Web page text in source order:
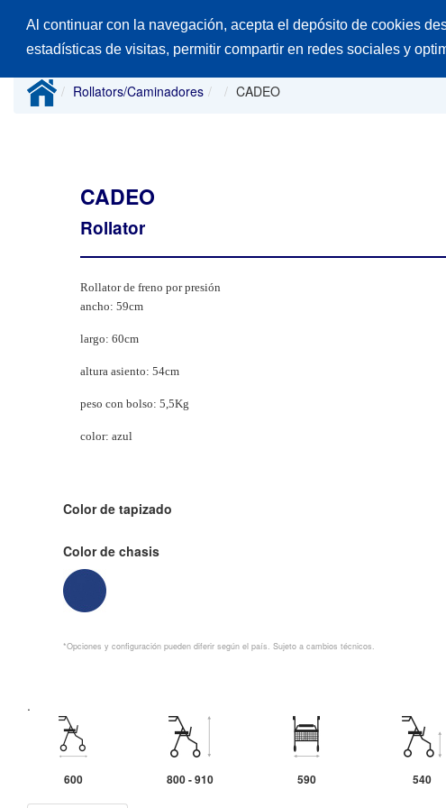
Al continuar con la navegación, acepta el depósito de cookies
estadísticas de visitas, permitir compartir en redes sociales y
Inicio Productos Catálogos Despieces
Rollators/Caminadores CADEO
CADEO
Rollator
Rollator de freno por presión
ancho: 59cm
largo: 60cm
altura asiento: 54cm
peso con bolso: 5,5Kg
color: azul
Color de tapizado
Color de chasis
*Opciones y configuración pueden diferir según el país. Sujeto a cambios técnicos.
.
600 800 - 910 590 540